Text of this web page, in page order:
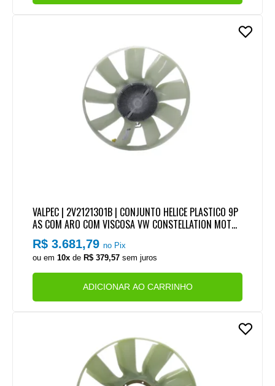
VALPEC | 2V2121301B | CONJUNTO HELICE PLASTICO 9P
AS COM ARO COM VISCOSA VW CONSTELLATION MOTO
R CUMMINS SERIE ISL 8.9 EURO 5 400CV (704MM)
R$ 3.681,79no Pix
ou em10x de R$ 379,57 sem juros
ADICIONAR AO CARRINHO